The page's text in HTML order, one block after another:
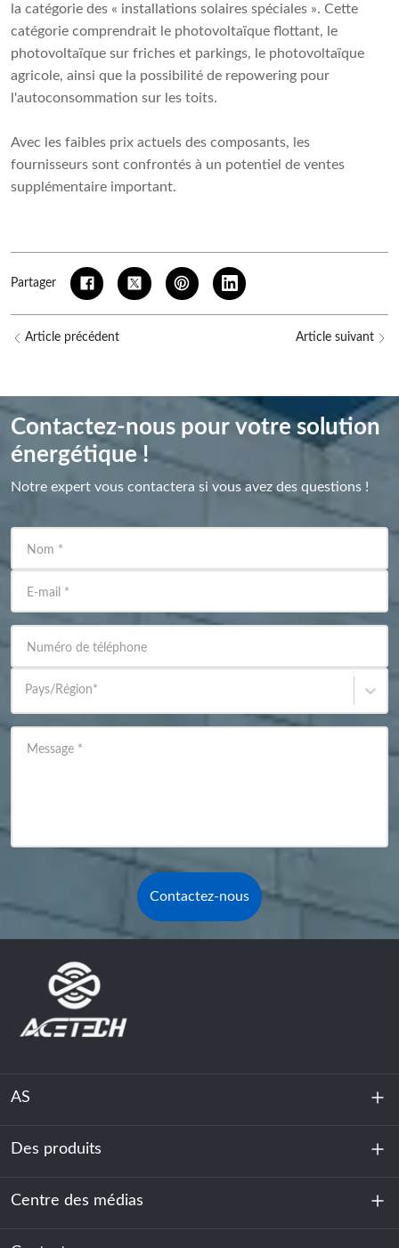
la catégorie des « installations solaires spéciales ». Cette
catégorie comprendrait le photovoltaïque flottant, le
photovoltaïque sur friches et parkings, le photovoltaïque
agricole, ainsi que la possibilité de repowering pour
l'autoconsommation sur les toits.
Avec les faibles prix actuels des composants, les
fournisseurs sont confrontés à un potentiel de ventes
supplémentaire important.
Partager
Article précédent Article suivant
Contactez-nous pour votre solution
énergétique !
Notre expert vous contactera si vous avez des questions !
Nom *
E-mail *
Numéro de téléphone
Pays/Région*
Message *
Contactez-nous
AS
À propos de nous
Durabilité
Des produits
Stockage d'énergie
Centre des médias